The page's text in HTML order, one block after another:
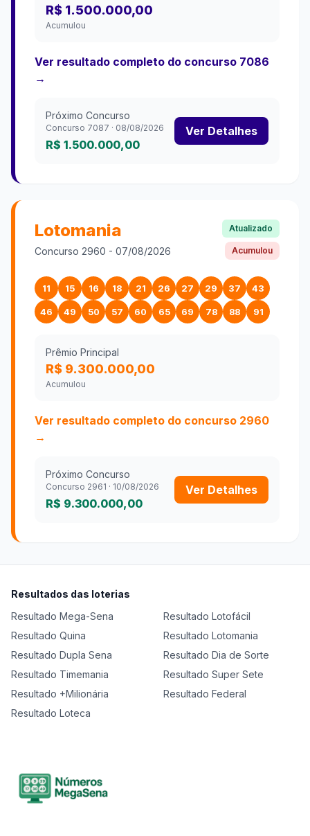
R$ 1.500.000,00
Acumulou
Ver resultado completo do concurso 7086
→
Próximo Concurso
Concurso 7087 · 08/08/2026
R$ 1.500.000,00
Ver Detalhes
Lotomania
Concurso 2960 - 07/08/2026
Atualizado
Acumulou
11 15 16 18 21 26 27 29 37 43
46 49 50 57 60 65 69 78 88 91
Prêmio Principal
R$ 9.300.000,00
Acumulou
Ver resultado completo do concurso 2960
→
Próximo Concurso
Concurso 2961 · 10/08/2026
R$ 9.300.000,00
Ver Detalhes
Resultados das loterias
Resultado Mega-Sena Resultado Lotofácil
Resultado Quina Resultado Lotomania
Resultado Dupla Sena Resultado Dia de Sorte
Resultado Timemania Resultado Super Sete
Resultado +Milionária Resultado Federal
Resultado Loteca